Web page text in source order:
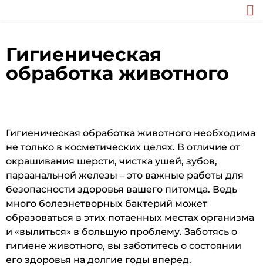
Гигиеническая
обработка животного
Гигиеническая обработка животного необходима
не только в косметических целях. В отличие от
окрашивания шерсти, чистка ушей, зубов,
параанальной железы – это важные работы для
безопасности здоровья вашего питомца. Ведь
много болезнетворных бактерий может
образоваться в этих потаенных местах организма
и «вылиться» в большую проблему. Заботясь о
гигиене животного, вы заботитесь о состоянии
его здоровья на долгие годы вперед.